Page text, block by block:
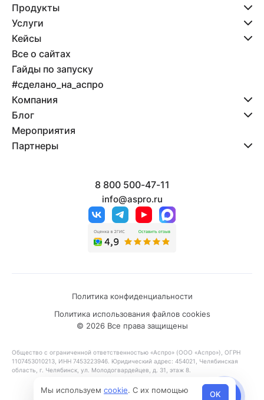
Продукты
Услуги
Кейсы
Все о сайтах
Гайды по запуску
#сделано_на_аспро
Компания
Блог
Мероприятия
Партнеры
8 800 500-47-11
info@aspro.ru
© 2026 Все права защищены
Политика конфиденциальности
Политика использования файлов cookies
Общество с ограниченной ответственностью «Аспро» (ООО «Аспро»), ОГРН
1107453010213, ИНН 7453223946. Юридический адрес: 454021, Челябинская
область, г. Челябинск, ул. Молодогвардейцев, д. 31, этаж 8.
Мы используем cookie. С их помощью
OK